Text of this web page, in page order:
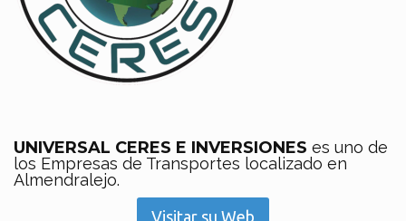
UNIVERSAL CERES E INVERSIONES es uno de
los Empresas de Transportes localizado en
Almendralejo.
Visitar su Web